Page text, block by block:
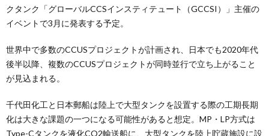
クタンク「グローバルCCSインスティテュート（GCCSI）」主催の
イベントで3月に発表する予定。
世界中で多数のCCUSプロジェクトが計画され、日本でも2020年代
後半以降、複数のCCUSプロジェクトが同時並行で立ち上がること
が見込まれる。
千代田化工と日本郵船は陸上で大型タンクを設置する際の工期長期
化は大きな課題の一つになる可能性があると想定。MP・LP方式は
Type-Cタンクを液化CO2輸送船に、大型タンクを陸上貯蔵施設に設